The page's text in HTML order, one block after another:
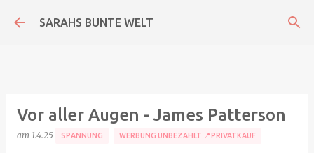
Direkt zum Hauptbereich
SARAHS BUNTE WELT
Vor aller Augen - James Patterson
am 1.4.25 SPANNUNG WERBUNG UNBEZAHLT 📍PRIVATKAUF